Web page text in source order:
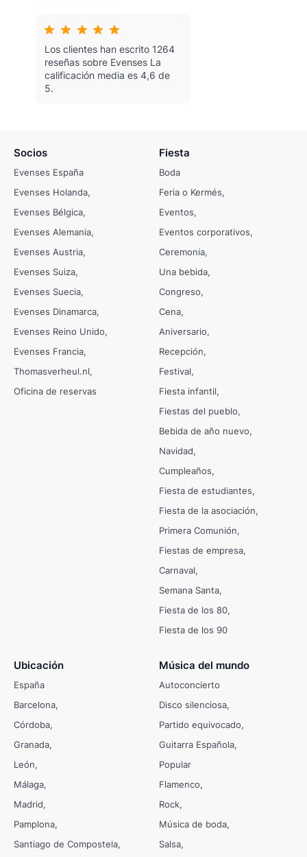
Los clientes han escrito 1264
reseñas sobre Evenses La
calificación media es 4,6 de
5.
Socios
Evenses España
Evenses Holanda
Evenses Bélgica
Evenses Alemania
Evenses Austria
Evenses Suiza
Evenses Suecia
Evenses Dinamarca
Evenses Reino Unido
Evenses Francia
Thomasverheul.nl
Oficina de reservas
Fiesta
Boda
Feria o Kermés
Eventos
Eventos corporativos
Ceremonia
Una bebida
Congreso
Cena
Aniversario
Recepción
Festival
Fiesta infantil
Fiestas del pueblo
Bebida de año nuevo
Navidad
Cumpleaños
Fiesta de estudiantes
Fiesta de la asociación
Primera Comunión
Fiestas de empresa
Carnaval
Semana Santa
Fiesta de los 80
Fiesta de los 90
Ubicación
España
Barcelona
Córdoba
Granada
León
Málaga
Madrid
Pamplona
Santiago de Compostela
Música del mundo
Autoconcierto
Disco silenciosa
Partido equivocado
Guitarra Española
Popular
Flamenco
Rock
Música de boda
Salsa